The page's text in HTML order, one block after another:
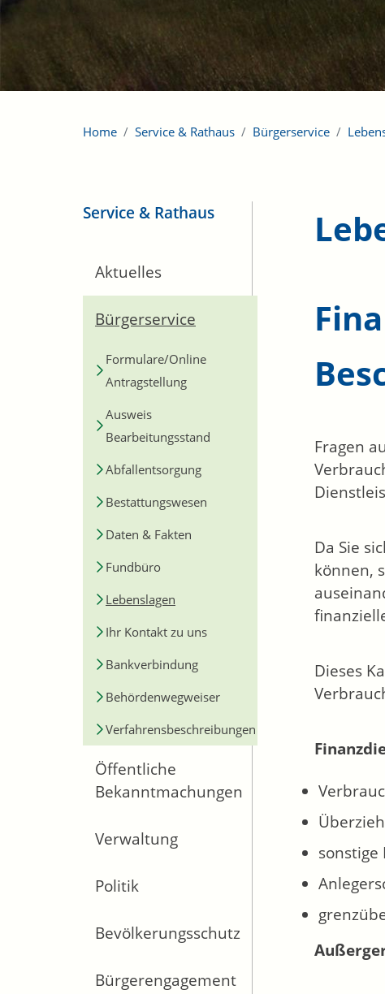
Home Service & Rathaus Bürgerservice
Service & Rathaus
Aktuelles
Bürgerservice
Formulare/Online
Antragstellung
Ausweis
Bearbeitungsstand
Abfallentsorgung
Bestattungswesen
Daten & Fakten
Fundbüro
Lebenslagen
Ihr Kontakt zu uns
Bankverbindung
Behördenwegweiser
Verfahrensbeschreibungen
Öffentliche
Bekanntmachungen
Verwaltung
Politik
Bevölkerungsschutz
Bürgerengagement
Fragen
Da Sie
können,
Dieses
sonstige